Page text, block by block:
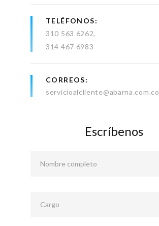
TELÉFONOS
310 563 6262
314 467 6983
CORREOS
servicioalcliente@abarna.com.co
Escríbenos
Nombre completo
Cargo